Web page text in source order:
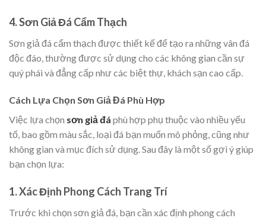
4.Sơn Giả Đá Cẩm Thạch
Sơn giả đá cẩm thạch được thiết kế để tạo ra những vân đá
độc đáo, thường được sử dụng cho các không gian cần sự
quý phái và đẳng cấp như các biệt thự, khách sạn cao cấp.
Cách Lựa Chọn Sơn Giả Đá Phù Hợp
Việc lựa chọn sơn giả đá phù hợp phụ thuộc vào nhiều yếu
tố, bao gồm màu sắc, loại đá bạn muốn mô phỏng, cũng như
không gian và mục đích sử dụng. Sau đây là một số gợi ý giúp
bạn chọn lựa:
1.Xác Định Phong Cách Trang Trí
Trước khi chọn sơn giả đá, bạn cần xác định phong cách